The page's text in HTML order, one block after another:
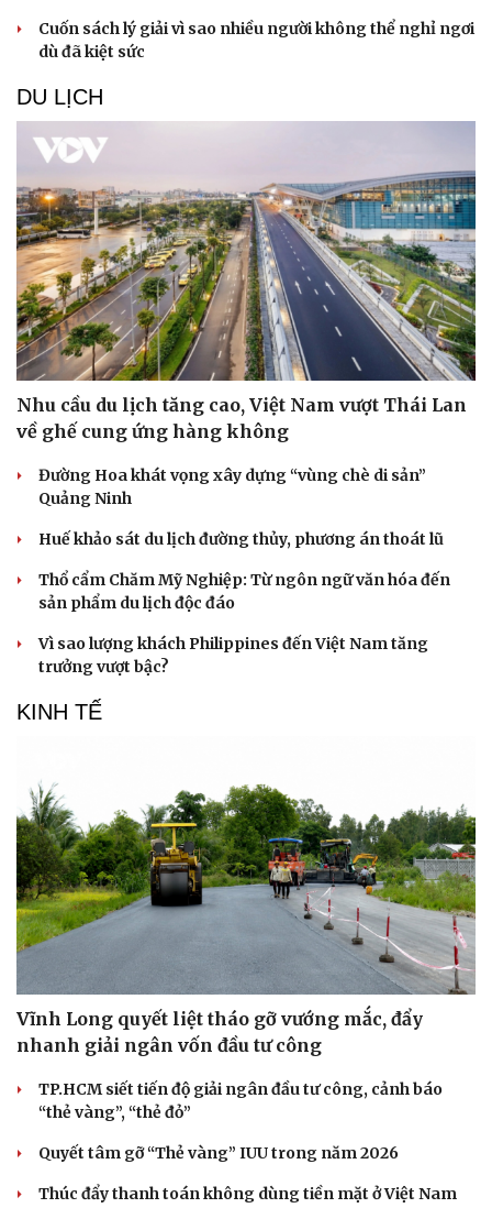
Văn hóa
Sân khấu - Điện ảnh
Văn học
Di sản
Giải trí
Nghệ sĩ
Cuốn sách lý giải vì sao nhiều người không thể nghỉ ngơi
dù đã kiệt sức
DU LỊCH
Nhu cầu du lịch tăng cao, Việt Nam vượt Thái Lan
về ghế cung ứng hàng không
Đường Hoa khát vọng xây dựng “vùng chè di sản”
Quảng Ninh
Huế khảo sát du lịch đường thủy, phương án thoát lũ
Thổ cẩm Chăm Mỹ Nghiệp: Từ ngôn ngữ văn hóa đến
sản phẩm du lịch độc đáo
Vì sao lượng khách Philippines đến Việt Nam tăng
trưởng vượt bậc?
KINH TẾ
Vĩnh Long quyết liệt tháo gỡ vướng mắc, đẩy
nhanh giải ngân vốn đầu tư công
TP.HCM siết tiến độ giải ngân đầu tư công, cảnh báo
“thẻ vàng”, “thẻ đỏ”
Quyết tâm gỡ “Thẻ vàng” IUU trong năm 2026
Thúc đẩy thanh toán không dùng tiền mặt ở Việt Nam